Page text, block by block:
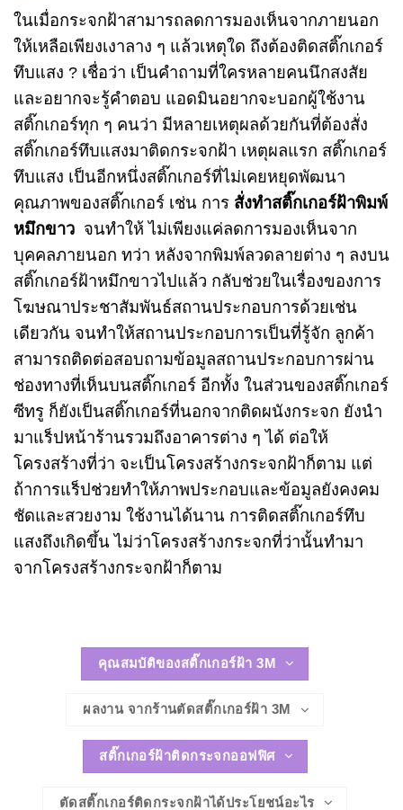
ในเมื่อกระจกฝ้าสามารถลดการมองเห็นจากภายนอก
ให้เหลือเพียงเงาลาง ๆ แล้วเหตุใด ถึงต้องติดสติ๊กเกอร์
ทึบแสง ? เชื่อว่า เป็นคำถามที่ใครหลายคนนึกสงสัย
และอยากจะรู้คำตอบ แอดมินอยากจะบอกผู้ใช้งาน
สติ๊กเกอร์ทุก ๆ คนว่า มีหลายเหตุผลด้วยกันที่ต้องสั่ง
สติ๊กเกอร์ทึบแสงมาติดกระจกฝ้า เหตุผลแรก สติ๊กเกอร์
ทึบแสง เป็นอีกหนึ่งสติ๊กเกอร์ที่ไม่เคยหยุดพัฒนา
คุณภาพของสติ๊กเกอร์ เช่น การ สั่งทำสติ๊กเกอร์ฝ้าพิมพ์
หมึกขาว จนทำให้ ไม่เพียงแค่ลดการมองเห็นจาก
บุคคลภายนอก ทว่า หลังจากพิมพ์ลวดลายต่าง ๆ ลงบน
สติ๊กเกอร์ฝ้าหมึกขาวไปแล้ว กลับช่วยในเรื่องของการ
โฆษณาประชาสัมพันธ์สถานประกอบการด้วยเช่น
เดียวกัน จนทำให้สถานประกอบการเป็นที่รู้จัก ลูกค้า
สามารถติดต่อสอบถามข้อมูลสถานประกอบการผ่าน
ช่องทางที่เห็นบนสติ๊กเกอร์ อีกทั้ง ในส่วนของสติ๊กเกอร์
ซีทรู ก็ยังเป็นสติ๊กเกอร์ที่นอกจากติดผนังกระจก ยังนำ
มาแร็ปหน้าร้านรวมถึงอาคารต่าง ๆ ได้ ต่อให้
โครงสร้างที่ว่า จะเป็นโครงสร้างกระจกฝ้าก็ตาม แต่
ถ้าการแร็ปช่วยทำให้ภาพประกอบและข้อมูลยังคงคม
ชัดและสวยงาม ใช้งานได้นาน การติดสติ๊กเกอร์ทึบ
แสงถึงเกิดขึ้น ไม่ว่าโครงสร้างกระจกที่ว่านั้นทำมา
จากโครงสร้างกระจกฝ้าก็ตาม
คุณสมบัติของสติ๊กเกอร์ฝ้า 3M
ผลงาน จากร้านตัดสติ๊กเกอร์ฝ้า 3M
สติ๊กเกอร์ฝ้าติดกระจกออฟฟิศ
ตัดสติ๊กเกอร์ติดกระจกฝ้าได้ประโยชน์อะไร